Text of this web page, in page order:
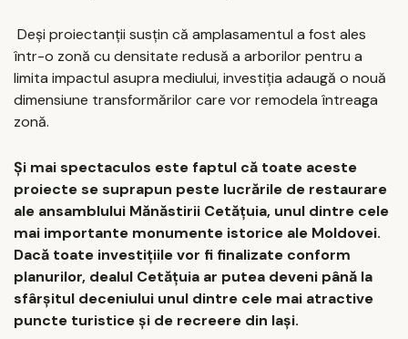
Deși proiectanții susțin că amplasamentul a fost ales
într-o zonă cu densitate redusă a arborilor pentru a
limita impactul asupra mediului, investiția adaugă o nouă
dimensiune transformărilor care vor remodela întreaga
zonă.
Și mai spectaculos este faptul că toate aceste
proiecte se suprapun peste lucrările de restaurare
ale ansamblului Mănăstirii Cetățuia, unul dintre cele
mai importante monumente istorice ale Moldovei.
Dacă toate investițiile vor fi finalizate conform
planurilor, dealul Cetățuia ar putea deveni până la
sfârșitul deceniului unul dintre cele mai atractive
puncte turistice și de recreere din Iași.